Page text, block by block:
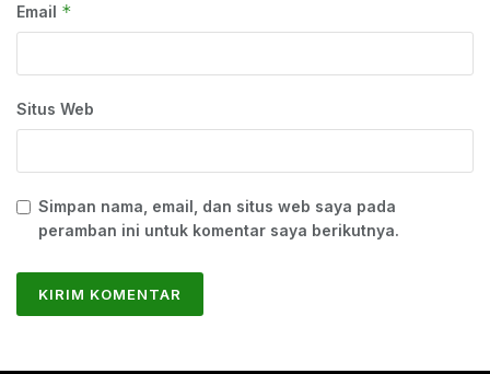
Email *
Situs Web
Simpan nama, email, dan situs web saya pada
peramban ini untuk komentar saya berikutnya.